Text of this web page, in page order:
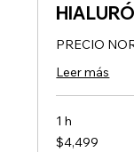
PRECIO
Leer más
1 h
4,499
pesos
$4,499